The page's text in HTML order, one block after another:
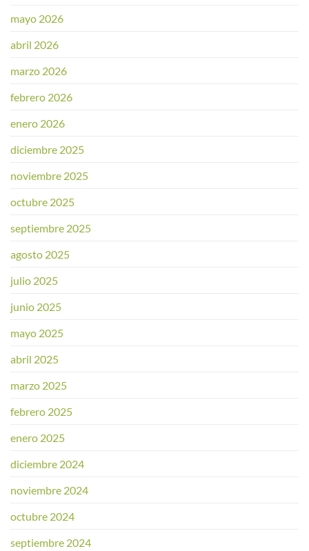
mayo 2026
abril 2026
marzo 2026
febrero 2026
enero 2026
diciembre 2025
noviembre 2025
octubre 2025
septiembre 2025
agosto 2025
julio 2025
junio 2025
mayo 2025
abril 2025
marzo 2025
febrero 2025
enero 2025
diciembre 2024
noviembre 2024
octubre 2024
septiembre 2024